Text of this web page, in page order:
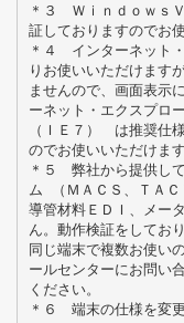
＊３ Ｗｉｎｄｏｗｓ
証しておりますのでお
＊４ インターネット
りお使いいただけます
ませんので、画面表示
ーネット・エクスプロ
（ＩＥ７） は推奨仕
のでお使いいただけます
＊５ 弊社から提供し
ム （ＭＡＣＳ、ＴＡＣ
導管材料ＥＤＩ、メー
ん。動作検証をしてお
同じ端末で複数お使い
ールセンターにお問い
ください。
＊６ 端末の仕様を変